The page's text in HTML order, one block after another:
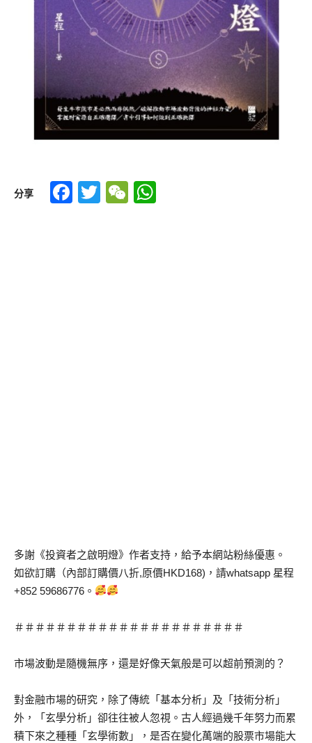
分享 Facebook
TwitterWeChat
多謝《投資者之啟明燈》作者支持，給予本網站粉絲優惠。
如欲訂購（內部訂購價八折,原價HKD168)，請whatsapp 星程
+852 59686776。
＃＃＃＃＃＃＃＃＃＃＃＃＃＃＃＃＃＃＃＃＃＃
市場波動是隨機無序，還是好像天氣般是可以超前預測的？
對金融市場的研究，除了傳統「基本分析」及「技術分析」
外，「玄學分析」卻往往被人忽視。古人經過幾千年努力而累
積下來之種種「玄學術數」，是否在變化萬端的股票市場能大